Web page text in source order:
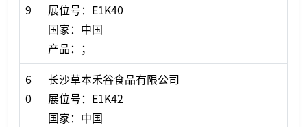
9
展位号：E1K40
国家：中国
产品：；
6
0
长沙草本禾谷食品有限公司
展位号：E1K42
国家：中国